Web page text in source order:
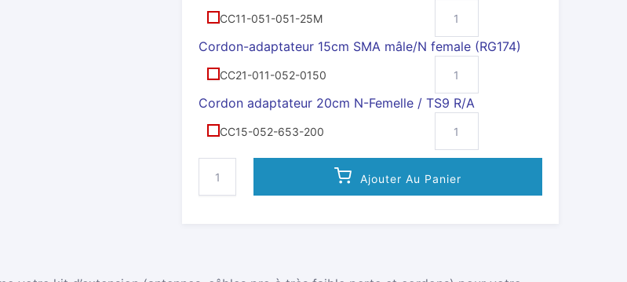
CC11-051-051-25M
Cordon-adaptateur 15cm SMA mâle/N female (RG174)
CC21-011-052-0150
Cordon adaptateur 20cm N-Femelle / TS9 R/A
CC15-052-653-200
KIT
Ajouter Au Panier